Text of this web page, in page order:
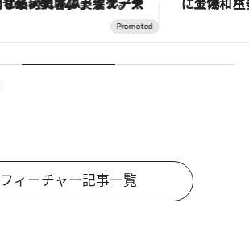
フィーチャー記事一覧